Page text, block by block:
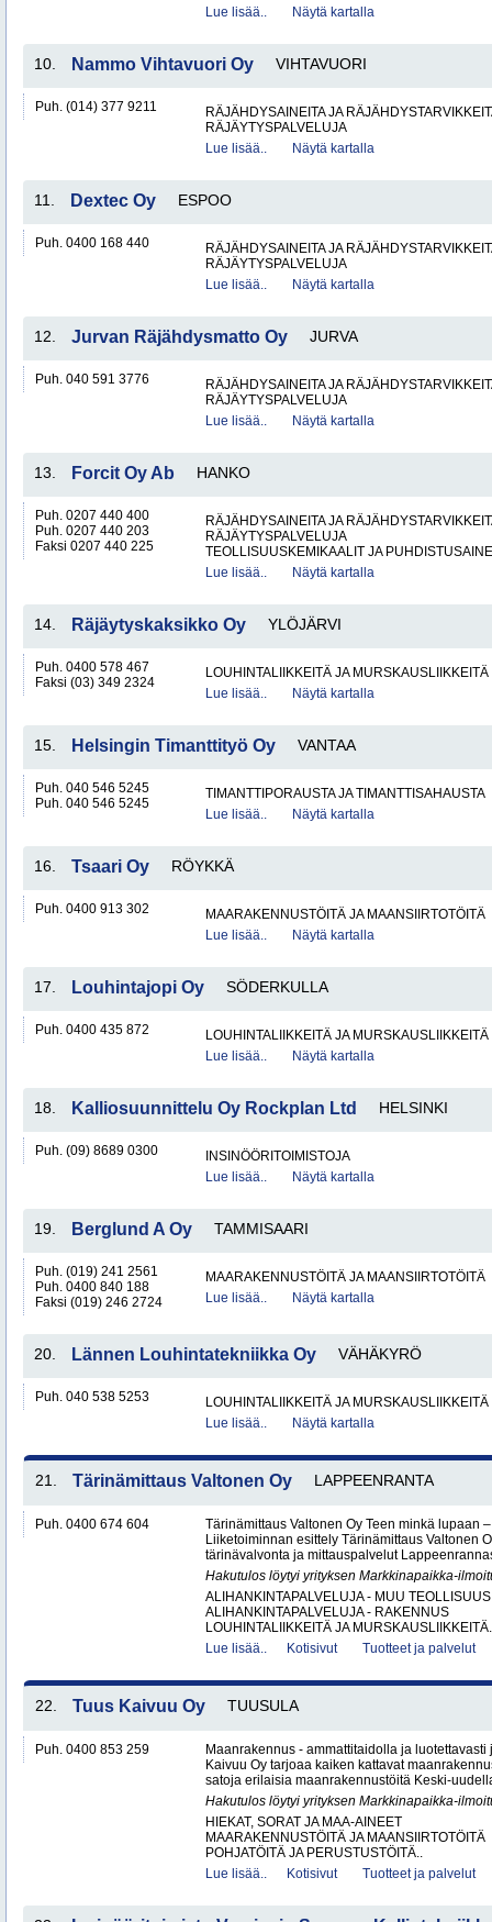
Lue lisää..
Näytä kartalla
10. Nammo Vihtavuori Oy VIHTAVUORI
Puh. (014) 377 9211
RÄJÄHDYSAINEITA JA
RÄJÄYTYSPALVELUJA
Lue lisää..
Näytä kartalla
11. Dextec Oy ESPOO
Puh. 0400 168 440
RÄJÄHDYSAINEITA JA
RÄJÄYTYSPALVELUJA
Lue lisää..
Näytä kartalla
12. Jurvan Räjähdysmatto Oy JURVA
Puh. 040 591 3776
RÄJÄHDYSAINEITA JA
RÄJÄYTYSPALVELUJA
Lue lisää..
Näytä kartalla
13. Forcit Oy Ab HANKO
Puh. 0207 440 400
Puh. 0207 440 203
Faksi 0207 440 225
RÄJÄHDYSAINEITA JA
RÄJÄYTYSPALVELUJA
TEOLLISUUSKEMIKAALIT JA
Lue lisää..
Näytä kartalla
14. Räjäytyskaksikko Oy YLÖJÄRVI
Puh. 0400 578 467
Faksi (03) 349 2324
LOUHINTALIIKKEITÄ JA MURSKAUSLIIKKEITÄ
Lue lisää..
Näytä kartalla
15. Helsingin Timanttityö Oy VANTAA
Puh. 040 546 5245
Puh. 040 546 5245
TIMANTTIPORAUSTA JA TIMANTTISAHAUSTA
Lue lisää..
Näytä kartalla
16. Tsaari Oy RÖYKKÄ
Puh. 0400 913 302
MAARAKENNUSTÖITÄ JA MAANSIIRTOTÖITÄ
Lue lisää..
Näytä kartalla
17. Louhintajopi Oy SÖDERKULLA
Puh. 0400 435 872
LOUHINTALIIKKEITÄ JA MURSKAUSLIIKKEITÄ
Lue lisää..
Näytä kartalla
18. Kalliosuunnittelu Oy Rockplan Ltd HELSINKI
Puh. (09) 8689 0300
INSINÖÖRITOIMISTOJA
Lue lisää..
Näytä kartalla
19. Berglund A Oy TAMMISAARI
Puh. (019) 241 2561
Puh. 0400 840 188
Faksi (019) 246 2724
MAARAKENNUSTÖITÄ JA MAANSIIRTOTÖITÄ
Lue lisää..
Näytä kartalla
20. Lännen Louhintatekniikka Oy VÄHÄKYRÖ
Puh. 040 538 5253
LOUHINTALIIKKEITÄ JA MURSKAUSLIIKKEITÄ
Lue lisää..
Näytä kartalla
21. Tärinämittaus Valtonen Oy LAPPEENRANTA
Puh. 0400 674 604
Tärinämittaus Valtonen Oy Teen minkä lupaan
Liiketoiminnan esittely Tärinämittaus Valtonen
tärinävalvonta ja mittauspalvelut
Hakutulos löytyi yrityksen Markkinapaikka-
ALIHANKINTAPALVELUJA - MUU TEOLLISUUS
ALIHANKINTAPALVELUJA - RAKENNUS
LOUHINTALIIKKEITÄ JA
Lue lisää..
Kotisivut Tuotteet ja palvelut
22. Tuus Kaivuu Oy TUUSULA
Puh. 0400 853 259
Maanrakennus - ammattitaidolla ja
Kaivuu Oy tarjoaa kaiken kattavat
satoja erilaisia maanrakennustöitä Keski-
Hakutulos löytyi yrityksen Markkinapaikka-
HIEKAT, SORAT JA MAA-AINEET
MAARAKENNUSTÖITÄ JA MAANSIIRTOTÖITÄ
POHJATÖITÄ JA PERUSTUSTÖITÄ..
Lue lisää..
Kotisivut Tuotteet ja palvelut